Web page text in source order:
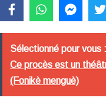
Sélectionné pour vous :
Ce procès est un
(Fonikè menguè)